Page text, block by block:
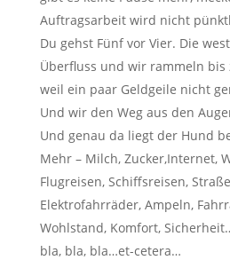
Auftragsarbeit wird nicht
Du gehst Fünf vor Vier. Die
Überfluss und wir rammeln
weil ein paar Geldgeile nicht
Und wir den Weg aus den
Und genau da liegt der Hund
Mehr – Milch, Zucker,Internet,
Flugreisen, Schiffsreisen,
Elektrofahrräder, Ampeln,
Wohlstand, Komfort,
bla, bla, bla…et-cetera…